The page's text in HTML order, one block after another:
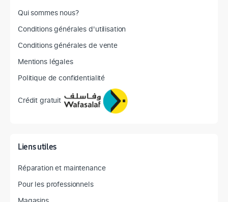
Qui sommes nous?
Conditions générales d'utilisation
Conditions générales de vente
Mentions légales
Politique de confidentialité
Crédit gratuit
Liens utiles
Réparation et maintenance
Pour les professionnels